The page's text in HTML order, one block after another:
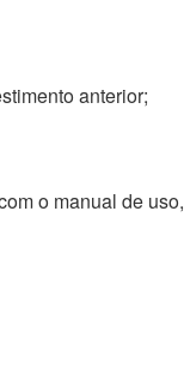
anterior;
o manual de